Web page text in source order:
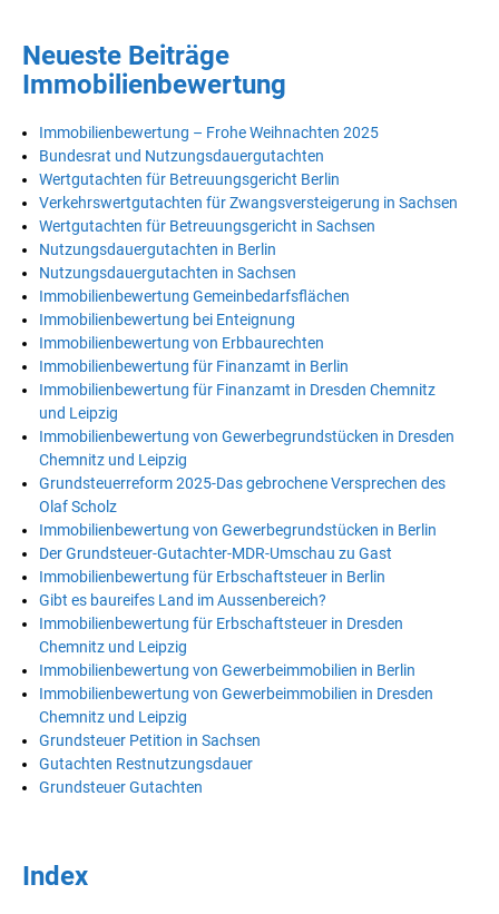
Neueste Beiträge
Immobilienbewertung
Immobilienbewertung – Frohe Weihnachten 2025
Bundesrat und Nutzungsdauergutachten
Wertgutachten für Betreuungsgericht Berlin
Verkehrswertgutachten für Zwangsversteigerung in Sachsen
Wertgutachten für Betreuungsgericht in Sachsen
Nutzungsdauergutachten in Berlin
Nutzungsdauergutachten in Sachsen
Immobilienbewertung Gemeinbedarfsflächen
Immobilienbewertung bei Enteignung
Immobilienbewertung von Erbbaurechten
Immobilienbewertung für Finanzamt in Berlin
Immobilienbewertung für Finanzamt in Dresden Chemnitz
und Leipzig
Immobilienbewertung von Gewerbegrundstücken in Dresden
Chemnitz und Leipzig
Grundsteuerreform 2025-Das gebrochene Versprechen des
Olaf Scholz
Immobilienbewertung von Gewerbegrundstücken in Berlin
Der Grundsteuer-Gutachter-MDR-Umschau zu Gast
Immobilienbewertung für Erbschaftsteuer in Berlin
Gibt es baureifes Land im Aussenbereich?
Immobilienbewertung für Erbschaftsteuer in Dresden
Chemnitz und Leipzig
Immobilienbewertung von Gewerbeimmobilien in Berlin
Immobilienbewertung von Gewerbeimmobilien in Dresden
Chemnitz und Leipzig
Grundsteuer Petition in Sachsen
Gutachten Restnutzungsdauer
Grundsteuer Gutachten
Index